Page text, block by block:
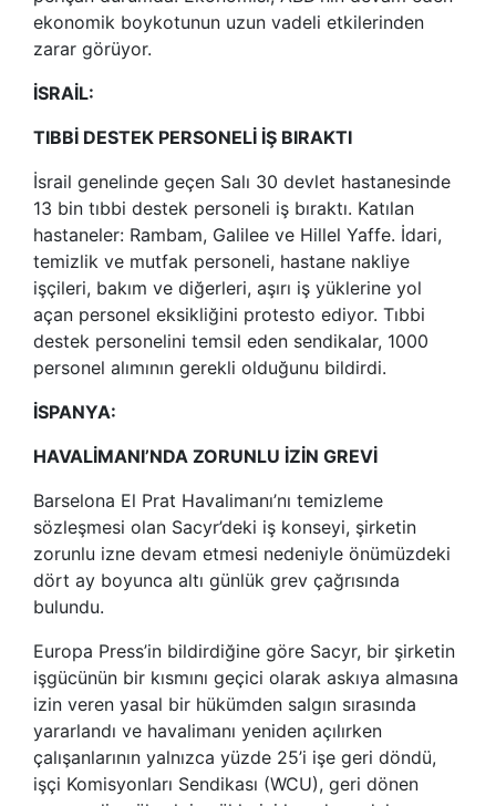
ekonomik boykotunun uzun vadeli etkilerinden
zarar görüyor.
İSRAİL:
TIBBİ DESTEK PERSONELİ İŞ BIRAKTI
İsrail genelinde geçen Salı 30 devlet hastanesinde
13 bin tıbbi destek personeli iş bıraktı. Katılan
hastaneler: Rambam, Galilee ve Hillel Yaffe. İdari,
temizlik ve mutfak personeli, hastane nakliye
işçileri, bakım ve diğerleri, aşırı iş yüklerine yol
açan personel eksikliğini protesto ediyor. Tıbbi
destek personelini temsil eden sendikalar, 1000
personel alımının gerekli olduğunu bildirdi.
İSPANYA:
HAVALİMANI’NDA ZORUNLU İZİN GREVİ
Barselona El Prat Havalimanı’nı temizleme
sözleşmesi olan Sacyr’deki iş konseyi, şirketin
zorunlu izne devam etmesi nedeniyle önümüzdeki
dört ay boyunca altı günlük grev çağrısında
bulundu.
Europa Press’in bildirdiğine göre Sacyr, bir şirketin
işgücünün bir kısmını geçici olarak askıya almasına
izin veren yasal bir hükümden salgın sırasında
yararlandı ve havalimanı yeniden açılırken
çalışanlarının yalnızca yüzde 25’i işe geri döndü,
işçi Komisyonları Sendikası (WCU), geri dönen